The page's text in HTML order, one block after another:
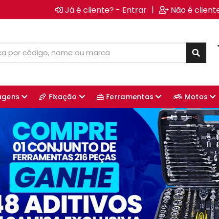
Já é cliente? - Entrar | Não é
Fixação Ferramentas Motos